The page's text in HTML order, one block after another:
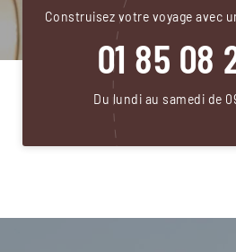
Construisez votre voyage avec
01 85 08
Du lundi au samedi de